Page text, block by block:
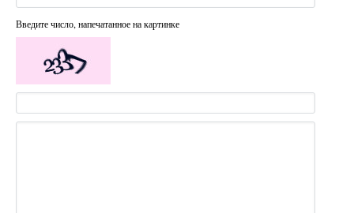
Введите число, напечатанное на картинке